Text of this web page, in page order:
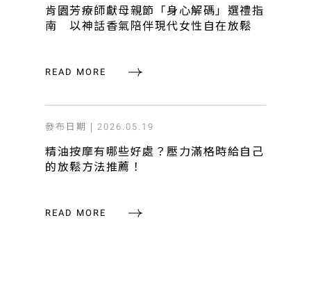
肯園芳療師獻母親節「身心解碼」選禮指
南 以神話香氣陪伴現代女性自在放鬆
READ MORE
發布日期 | 2026.05.19
精油按摩有哪些好處？壓力滿格時給自己
的放鬆方法推薦！
READ MORE